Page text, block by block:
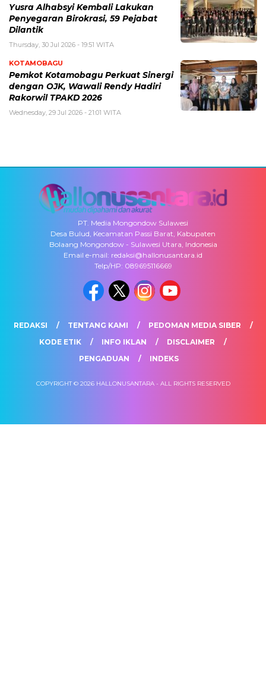
Yusra Alhabsyi Kembali Lakukan
Penyegaran Birokrasi, 59 Pejabat
Dilantik
Thursday, 30 Jul 2026 - 19:51 WITA
KOTAMOBAGU
Pemkot Kotamobagu Perkuat Sinergi
dengan OJK, Wawali Rendy Hadiri
Rakorwil TPAKD 2026
Wednesday, 29 Jul 2026 - 21:01 WITA
PT. Media Mongondow Sulawesi
Desa Bulud, Kecamatan Passi Barat, Kabupaten
Bolaang Mongondow - Sulawesi Utara, Indonesia
Email e-mail: redaksi@hallonusantara.id
Telp/HP: 089695116669
REDAKSI TENTANG KAMI
PEDOMAN MEDIA SIBER
KODE ETIK
INFO IKLAN
DISCLAIMER
PENGADUAN
INDEKS
COPYRIGHT © 2026 HALLONUSANTARA - ALL RIGHTS RESERVED